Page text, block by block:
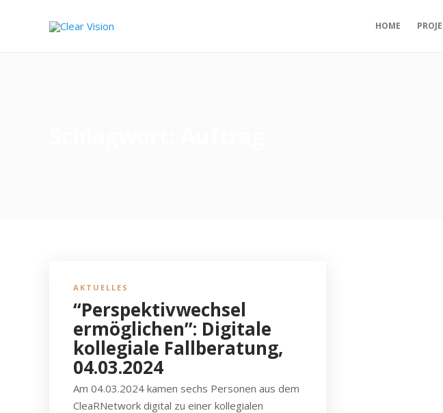
HOME
AKTUELLES
“Perspektivwechsel
ermöglichen”: Digitale
kollegiale Fallberatung,
04.03.2024
Am 04.03.2024 kamen sechs Personen aus dem
CleaRNetwork digital zu einer kollegialen